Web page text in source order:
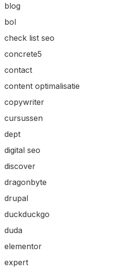
blog
bol
check list seo
concrete5
contact
content optimalisatie
copywriter
cursussen
dept
digital seo
discover
dragonbyte
drupal
duckduckgo
duda
elementor
expert